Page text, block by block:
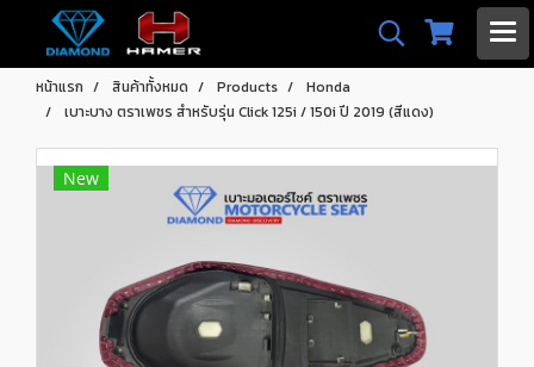
หน้าแรก สินค้าทั้งหมด Products
Honda
เบาะบาง ตราเพชร สำหรับรุ่น Click 125i / 150i ปี 2019 (สีแดง)
New